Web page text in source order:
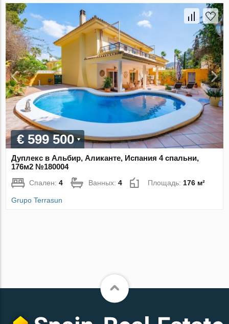
€ 599 500
Дуплекс в Альбир, Аликанте, Испания 4 спальни,
176м2 №180004
Спален:4 Ванных:4 Площадь: 176 м²
Grupo Terrasun